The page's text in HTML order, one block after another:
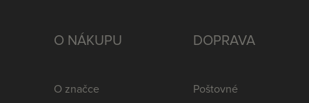
O NÁKUPU
O značce
DOPRAVA
Poštovné